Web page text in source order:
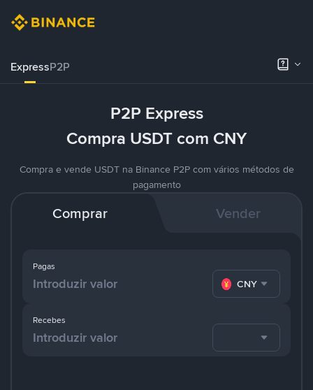
ExpressP2P
P2P Express
Compra USDT com CNY
Compra e vende USDT na Binance P2P com vários métodos de
pagamento
Comprar Vender
Pagas
CNY
Recebes